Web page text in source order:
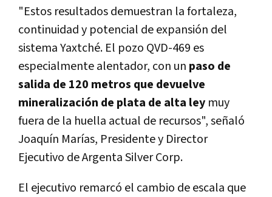
"Estos resultados demuestran la fortaleza,
continuidad y potencial de expansión del
sistema Yaxtché. El pozo QVD-469 es
especialmente alentador, con un paso de
salida de 120 metros que devuelve
mineralización de plata de alta ley muy
fuera de la huella actual de recursos", señaló
Joaquín Marías, Presidente y Director
Ejecutivo de Argenta Silver Corp.
El ejecutivo remarcó el cambio de escala que